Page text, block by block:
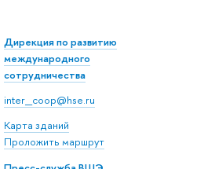
Дирекция по развитию
международного
сотрудничества
inter_coop@hse.ru
Карта зданий
Проложить маршрут